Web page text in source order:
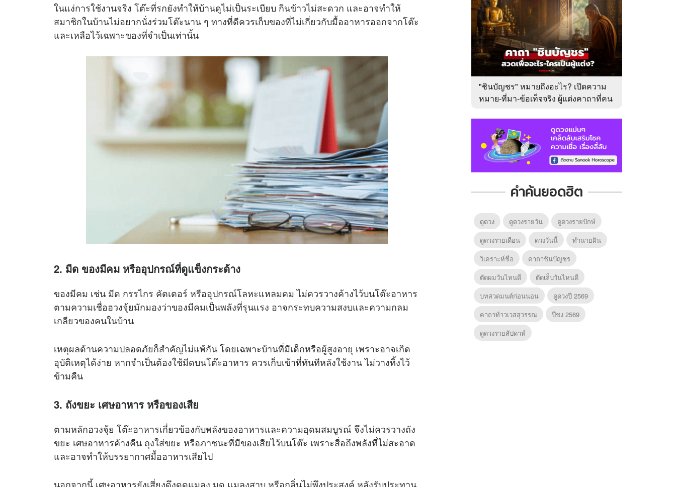
ในแง่การใช้งานจริง โต๊ะที่รกยังทำให้บ้านดูไม่เป็นระเบียบ กินข้าวไม่สะดวก และอาจทำให้
สมาชิกในบ้านไม่อยากนั่งร่วมโต๊ะนาน ๆ ทางที่ดีควรเก็บของที่ไม่เกี่ยวกับมื้ออาหารออกจากโต๊ะ
และเหลือไว้เฉพาะของที่จำเป็นเท่านั้น
2. มีด ของมีคม หรืออุปกรณ์ที่ดูแข็งกระด้าง
ของมีคม เช่น มีด กรรไกร คัตเตอร์ หรืออุปกรณ์โลหะแหลมคม ไม่ควรวางค้างไว้บนโต๊ะอาหาร
ตามความเชื่อฮวงจุ้ยมักมองว่าของมีคมเป็นพลังที่รุนแรง อาจกระทบความสงบและความกลม
เกลียวของคนในบ้าน
เหตุผลด้านความปลอดภัยก็สำคัญไม่แพ้กัน โดยเฉพาะบ้านที่มีเด็กหรือผู้สูงอายุ เพราะอาจเกิด
อุบัติเหตุได้ง่าย หากจำเป็นต้องใช้มีดบนโต๊ะอาหาร ควรเก็บเข้าที่ทันทีหลังใช้งาน ไม่วางทิ้งไว้
ข้ามคืน
3. ถังขยะ เศษอาหาร หรือของเสีย
ตามหลักฮวงจุ้ย โต๊ะอาหารเกี่ยวข้องกับพลังของอาหารและความอุดมสมบูรณ์ จึงไม่ควรวางถัง
ขยะ เศษอาหารค้างคืน ถุงใส่ขยะ หรือภาชนะที่มีของเสียไว้บนโต๊ะ เพราะสื่อถึงพลังที่ไม่สะอาด
และอาจทำให้บรรยากาศมื้ออาหารเสียไป
นอกจากนี้ เศษอาหารยังเสี่ยงดึงดูดแมลง มด แมลงสาบ หรือกลิ่นไม่พึงประสงค์ หลังรับประทาน
"ชินบัญชร" หมายถึงอะไร? เปิดความ
หมาย-ที่มา-ข้อเท็จจริง ผู้แต่งคาถาที่คน
คำค้นยอดฮิต
ดูดวง ดูดวงรายวัน
ดูดวงรายปักษ์
ดูดวงรายเดือน
ดวงวันนี้
ทํานายฝัน
วิเคราะห์ชื่อ
คาถาชินบัญชร
ตัดผมวันไหนดี
ตัดเล็บวันไหนดี
บทสวดมนต์ก่อนนอน
ดูดวงปี 2569
คาถาท้าวเวสสุวรรณ
ปีชง 2569
ดูดวงรายสัปดาห์